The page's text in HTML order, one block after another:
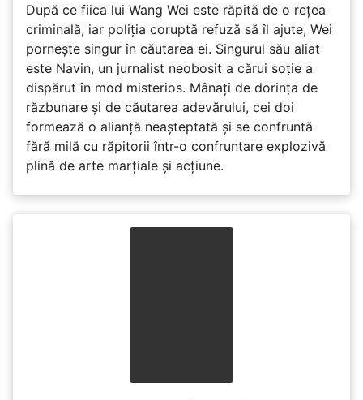
După ce fiica lui Wang Wei este răpită de o rețea
criminală, iar poliția coruptă refuză să îl ajute, Wei
pornește singur în căutarea ei. Singurul său aliat
este Navin, un jurnalist neobosit a cărui soție a
dispărut în mod misterios. Mânați de dorința de
răzbunare și de căutarea adevărului, cei doi
formează o alianță neașteptată și se confruntă
fără milă cu răpitorii într-o confruntare explozivă
plină de arte marțiale și acțiune.